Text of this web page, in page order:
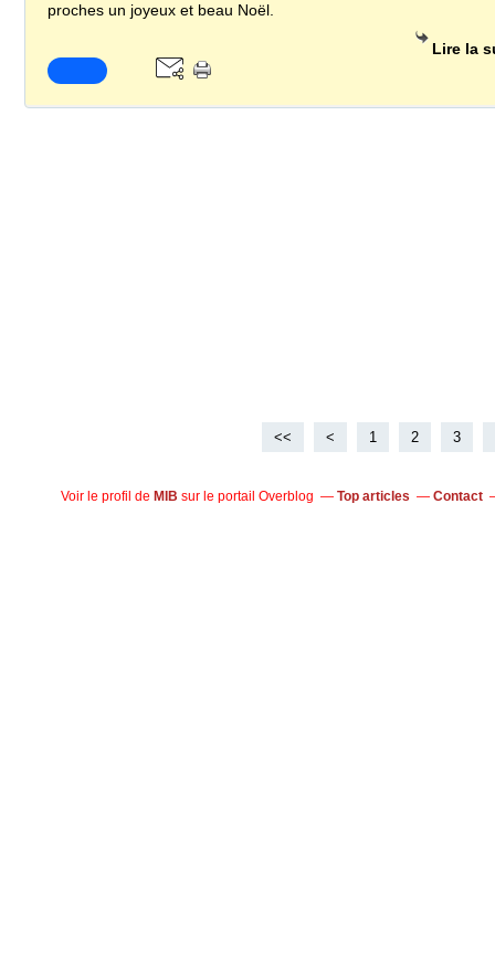
proches un joyeux et beau Noël.
Lire la
<< < 1 2 3
Voir le profil de MIB sur le portail Overblog Top articles Contact